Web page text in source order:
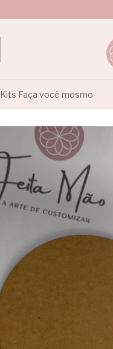
Kits Faça você mesmo